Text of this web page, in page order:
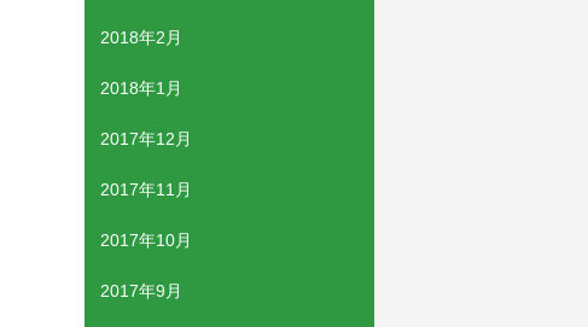
2018年2月
2018年1月
2017年12月
2017年11月
2017年10月
2017年9月